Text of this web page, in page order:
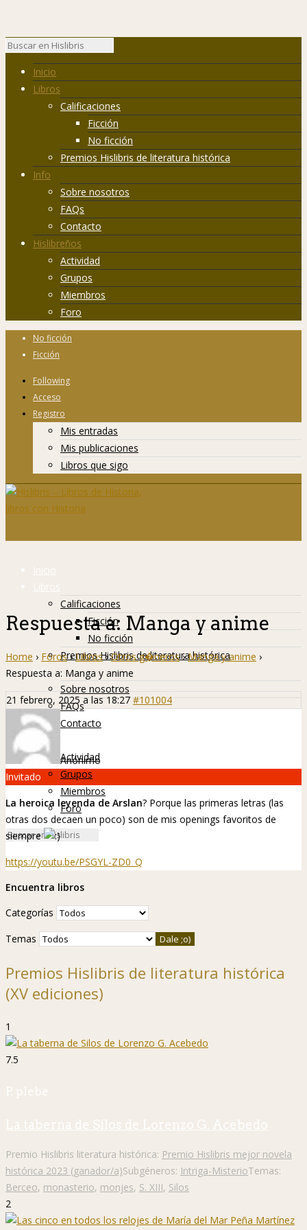
Inicio
Libros
Calificaciones
Ficción
No ficción
Premios Hislibris de literatura histórica
Info
Sobre nosotros
FAQs
Contacto
Hislibreños
Actividad
Grupos
Miembros
Foro
No ficción
Ficción
Following
Acceso
Registro
Mis entradas
Mis publicaciones
Libros que sigo
Inicio
Libros
Calificaciones
Ficción
No ficción
Premios Hislibris de literatura histórica
Info
Sobre nosotros
FAQs
Contacto
Hislibreños
Actividad
Grupos
Miembros
Foro
Respuesta a: Manga y anime
Home › Foros › Libros › Otros g�neros › Manga y anime ›
Respuesta a: Manga y anime
21 febrero, 2025 a las 18:27 #101004
Anónimo
Invitado
La heroica leyenda de Arslan? Porque las primeras letras (las
otras dos decaen un poco) son de mis openings favoritos de
siempre
https://youtu.be/PSGYL-ZD0_Q
Encuentra libros
Categorías
Temas
Premios Hislibris de literatura histórica
(XV ediciones)
1
7.5
P. plebe
La taberna de Silos de Lorenzo G. Acebedo
Premio Hislibris literatura histórica: Premio Hislibris mejor novela
histórica 2023 (ganador/a)Subgéneros: Intriga-MisterioTemas:
Berceo, monasterio, monjes, S. XIII, Silos
2